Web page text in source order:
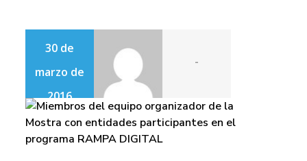
30 de
marzo de
2016
-